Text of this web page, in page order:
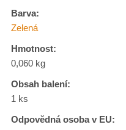
Barva:
Zelená
Hmotnost:
0,060 kg
Obsah balení:
1 ks
Odpovědná osoba v EU: